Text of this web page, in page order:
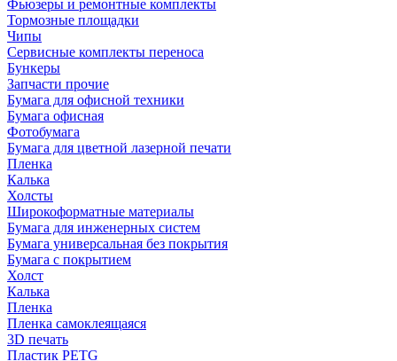
Фьюзеры и ремонтные комплекты
Тормозные площадки
Чипы
Сервисные комплекты переноса
Бункеры
Запчасти прочие
Бумага для офисной техники
Бумага офисная
Фотобумага
Бумага для цветной лазерной печати
Пленка
Калька
Холсты
Широкоформатные материалы
Бумага для инженерных систем
Бумага универсальная без покрытия
Бумага с покрытием
Холст
Калька
Пленка
Пленка самоклеящаяся
3D печать
Пластик PETG